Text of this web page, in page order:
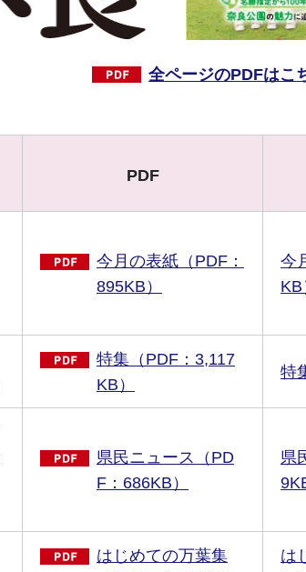
全ページのPDFはこ
PDF
今月の表紙（PDF：
895KB）
今
KB
特集（PDF：3,117
KB）
特
県民ニュース（PD
F：686KB）
県
はじめての万葉集
は